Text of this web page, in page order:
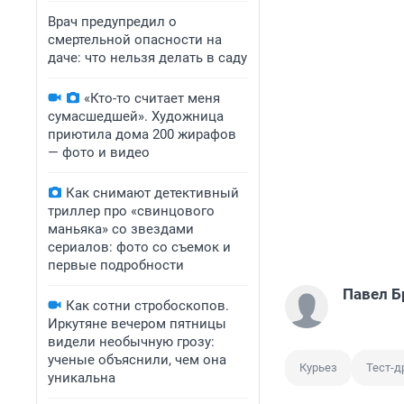
Врач предупредил о
смертельной опасности на
даче: что нельзя делать в саду
«Кто-то считает меня
сумасшедшей». Художница
приютила дома 200 жирафов
— фото и видео
Как снимают детективный
триллер про «свинцового
маньяка» со звездами
сериалов: фото со съемок и
первые подробности
Как сотни стробоскопов.
Иркутяне вечером пятницы
видели необычную грозу:
ученые объяснили, чем она
уникальна
Павел
Курьез Тест-